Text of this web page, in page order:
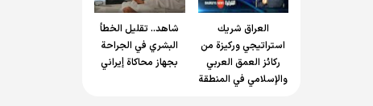
العراق شريك
استراتيجي وركيزة من
ركائز العمق العربي
والإسلامي في المنطقة
شاهد.. تقليل الخطأ
البشري في الجراحة
بجهاز محاكاة إيراني